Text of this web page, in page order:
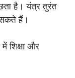
है। यंत्र तुरंत
हैं।
शिक्षा और